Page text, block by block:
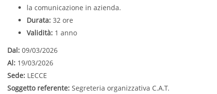
la comunicazione in azienda.
Durata: 32 ore
Validità: 1 anno
Dal: 09/03/2026
Al: 19/03/2026
Sede: LECCE
Soggetto referente: Segreteria organizzativa C.A.T.